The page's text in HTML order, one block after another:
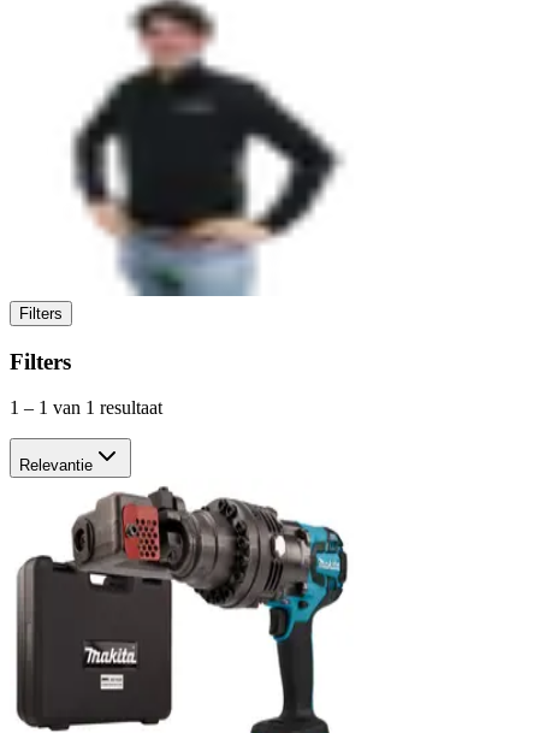
Filters
Filters
1 – 1 van 1 resultaat
Relevantie